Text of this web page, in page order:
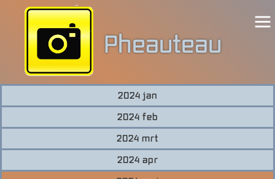
Pheauteau
Welkom
Wedstrijden
Excursies
2024 jan
2024 feb
2024 mrt
2024 apr